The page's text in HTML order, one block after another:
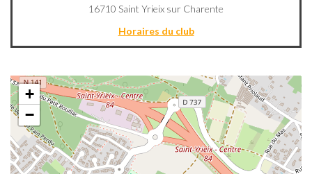
16710 Saint Yrieix sur Charente
Horaires du club
+
−